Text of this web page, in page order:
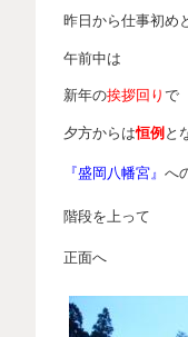
昨日から仕事初め
午前中は
新年の挨拶回り で
夕方からは恒例 と
『盛岡八幡宮』 へ
階段を上って
正面へ